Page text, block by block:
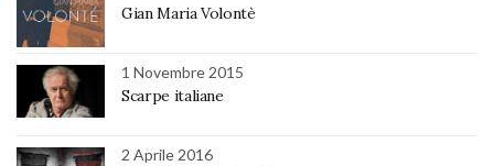
Gian Maria Volontè
1 Novembre 2015
Scarpe italiane
2 Aprile 2016